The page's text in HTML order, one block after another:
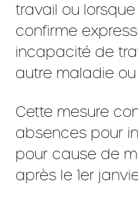
travail ou
confirme
incapacité de
autre maladie
Cette mesure
absences pour
pour cause de
après le 1er